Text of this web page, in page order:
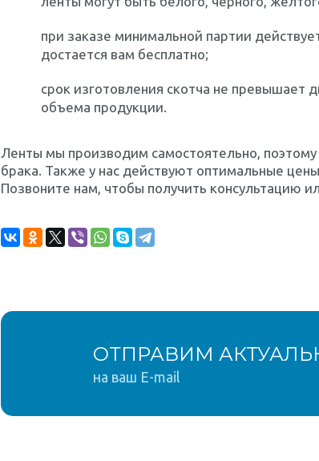
при заказе минимальной партии
достается вам бесплатно;
срок изготовления скотча не превышает
объема продукции.
Ленты мы производим самостоятельно,
брака. Также у нас действуют оптимальные
Позвоните нам, чтобы получить консультацию
ОТПРАВИМ
на ваш E-mail